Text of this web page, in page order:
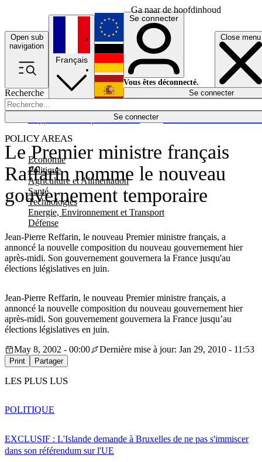
Ga naar de hoofdinhoud
Open sub
navigation
Close menu
Recherche
Se connecter
POLICY AREAS
Economie
Politique
Agriculture et Alimentation
Santé
Technologies
Energie, Environnement et Transport
Défense
Économie
Français
English
Deutsch
Español
Se connecter
Vous êtes déconnecté.
Se connecter
Le Premier ministre français
Raffarin nomme le nouveau
gouvernement temporaire
Jean-Pierre Reffarin, le nouveau Premier ministre français, a
annoncé la nouvelle composition du nouveau gouvernement hier
après-midi. Son gouvernement gouvernera la France jusqu'au
élections législatives en juin.
Jean-Pierre Reffarin, le nouveau Premier ministre français, a
annoncé la nouvelle composition du nouveau gouvernement hier
après-midi. Son gouvernement gouvernera la France jusqu’au
élections législatives en juin.
May 8, 2002 - 00:00
Dernière mise à jour: Jan 29, 2010 - 11:53
Print Partager
LES PLUS LUS
EXCLUSIF : L'Islande demande à Bruxelles de ne pas s'immiscer
dans son référendum sur l'UE
POLITIQUE